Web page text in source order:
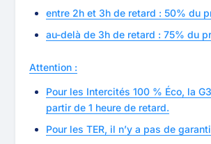
entre 2h et 3h de retard : 50% du
au-delà de 3h de retard : 75% du
Attention :
Pour les Intercités 100 % Éco, la
partir de 1 heure de retard.
Pour les TER, il n’y a pas de